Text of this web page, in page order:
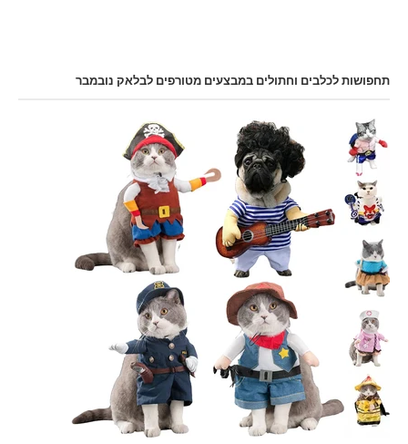
תחפושות לכלבים וחתולים במבצעים מטורפים לבלאק נובמבר